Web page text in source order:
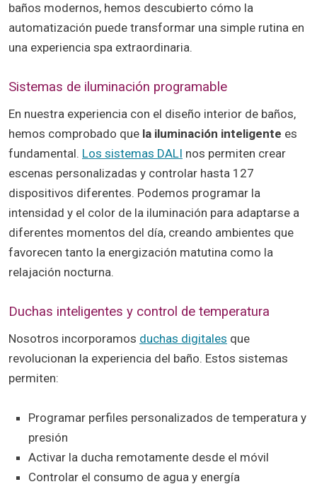
baños modernos, hemos descubierto cómo la
automatización puede transformar una simple rutina en
una experiencia spa extraordinaria.
Sistemas de iluminación programable
En nuestra experiencia con el diseño interior de baños,
hemos comprobado que la iluminación inteligente es
fundamental. Los sistemas DALI nos permiten crear
escenas personalizadas y controlar hasta 127
dispositivos diferentes. Podemos programar la
intensidad y el color de la iluminación para adaptarse a
diferentes momentos del día, creando ambientes que
favorecen tanto la energización matutina como la
relajación nocturna.
Duchas inteligentes y control de temperatura
Nosotros incorporamos duchas digitales que
revolucionan la experiencia del baño. Estos sistemas
permiten:
Programar perfiles personalizados de temperatura y
presión
Activar la ducha remotamente desde el móvil
Controlar el consumo de agua y energía